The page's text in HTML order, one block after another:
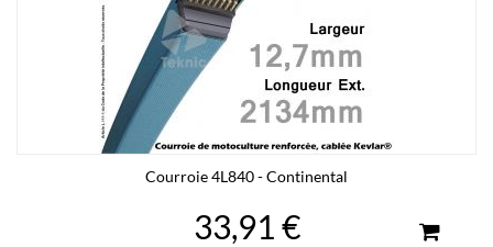
Courroie 4L840 - Continental
33,91 €